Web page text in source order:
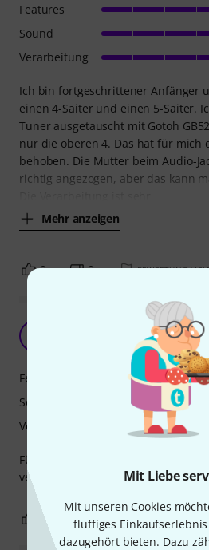
Mit Liebe
Mit unseren Cookies
fluffiges
dazugehört bieten. Dazu
Ich bin fortgeschrittener Anfänger
einen 4-Saiter und einen 5-Saiter.
Tuner ausgetauscht mit Gotoh
nur die oberen 4. Das hat für mich
behoben. Die Mutter beim Audio-
richtig angezogen, aber das kann
Mehr anzeigen
Features
Sound
Verarbeitung
0 0 BEWERTUNG
Au Di Oh
Für den Preis absoluter No Brainer!
verarbeitet und toller Sound
Features
Sound
Verarbeitung
2 0 BEWERTUNG